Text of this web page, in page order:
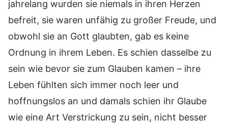
jahrelang wurden sie niemals in ihren Herzen
befreit, sie waren unfähig zu großer Freude, und
obwohl sie an Gott glaubten, gab es keine
Ordnung in ihrem Leben. Es schien dasselbe zu
sein wie bevor sie zum Glauben kamen – ihre
Leben fühlten sich immer noch leer und
hoffnungslos an und damals schien ihr Glaube
wie eine Art Verstrickung zu sein, nicht besser